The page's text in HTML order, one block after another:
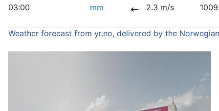
03:00
mm 2.3 m/s
Weather forecast from yr.no, delivered by the